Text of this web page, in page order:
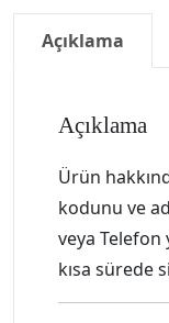
Açıklama
Açıklama
Ürün
kodunu ve
veya Telefon
kısa sürede